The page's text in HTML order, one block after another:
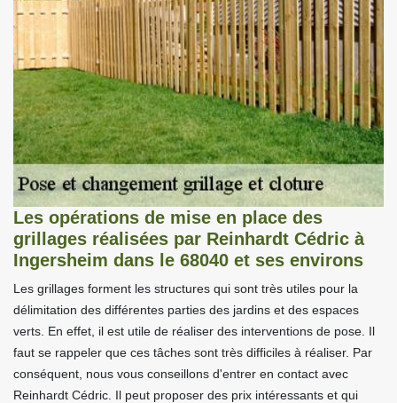
Les opérations de mise en place des
grillages réalisées par Reinhardt Cédric à
Ingersheim dans le 68040 et ses environs
Les grillages forment les structures qui sont très utiles pour la
délimitation des différentes parties des jardins et des espaces
verts. En effet, il est utile de réaliser des interventions de pose. Il
faut se rappeler que ces tâches sont très difficiles à réaliser. Par
conséquent, nous vous conseillons d'entrer en contact avec
Reinhardt Cédric. Il peut proposer des prix intéressants et qui